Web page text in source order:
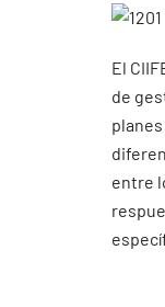
El
de
entre